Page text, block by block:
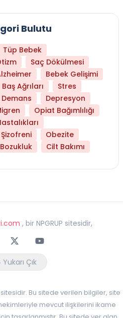
Bulutu
Tüp Bebek
Saç Dökülmesi
Bebek Gelişimi
Baş Ağrıları
Stres
Demans
Depresyon
Opiat Bağımlılığı
Şizofreni
Obezite
Cilt Bakımı
, bir NPGRUP sitesidir,
TwitterYoutube
Yukarı Çık
Bu sitede verilen bilgiler, site
mevcut ilişkilerini ikame